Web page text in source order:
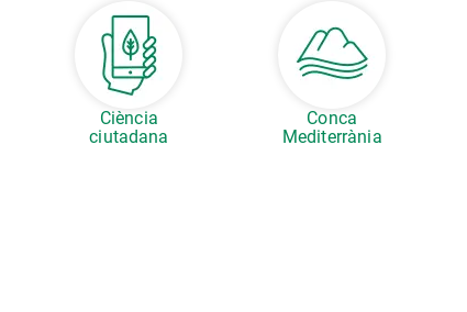
Ciència
ciutadana
Conca
Mediterrània